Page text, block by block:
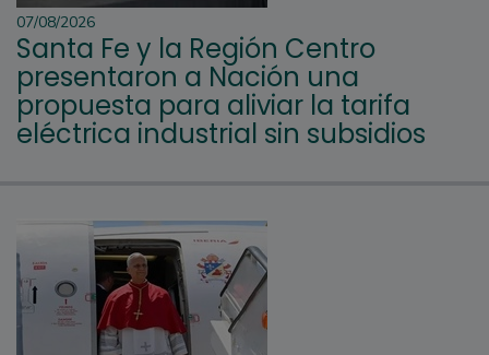
07/08/2026
Santa Fe y la Región Centro
presentaron a Nación una
propuesta para aliviar la tarifa
eléctrica industrial sin subsidios